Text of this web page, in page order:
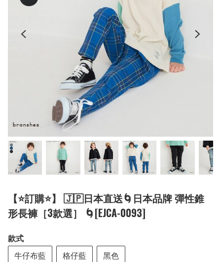
【⭐訂購⭐】 🇯🇵日本直送🌀日本品牌 彈性錐
形長褲［3款選］ 🌀[EJCA-0093]
款式
牛仔布藍
格仔藍 黑色